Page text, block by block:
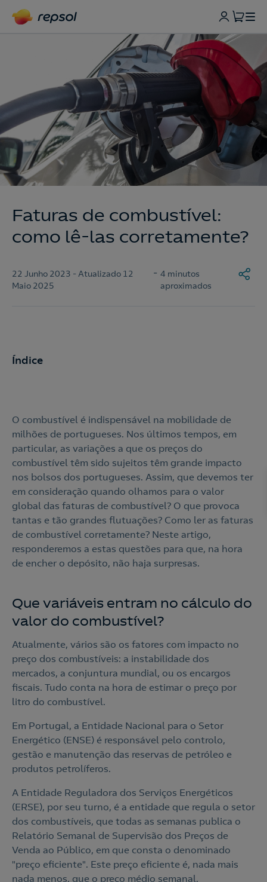
Faturas de combustível:
como lê-las corretamente?
22 Junho 2023 - Atualizado 12
Maio 2025
- 4 minutos
aproximados
O combustível é indispensável na mobilidade de
milhões de portugueses. Nos últimos tempos, em
particular, as variações a que os preços do
combustível têm sido sujeitos têm grande impacto
nos bolsos dos portugueses. Assim, que devemos ter
em consideração quando olhamos para o valor
global das faturas de combustível? O que provoca
tantas e tão grandes flutuações? Como ler as faturas
de combustível corretamente? Neste artigo,
responderemos a estas questões para que, na hora
de encher o depósito, não haja surpresas.
Que variáveis entram no cálculo do
valor do combustível?
Atualmente, vários são os fatores com impacto no
preço dos combustíveis: a instabilidade dos
mercados, a conjuntura mundial, ou os encargos
fiscais. Tudo conta na hora de estimar o preço por
litro do combustível.
Em Portugal, a Entidade Nacional para o Setor
Energético (ENSE) é responsável pelo controlo,
gestão e manutenção das reservas de petróleo e
produtos petrolíferos.
A Entidade Reguladora dos Serviços Energéticos
(ERSE), por seu turno, é a entidade que regula o setor
dos combustíveis, que todas as semanas publica o
Relatório Semanal de Supervisão dos Preços de
Venda ao Público, em que consta o denominado
"preço eficiente". Este preço eficiente é, nada mais
nada menos, que o preço médio semanal,
Índice